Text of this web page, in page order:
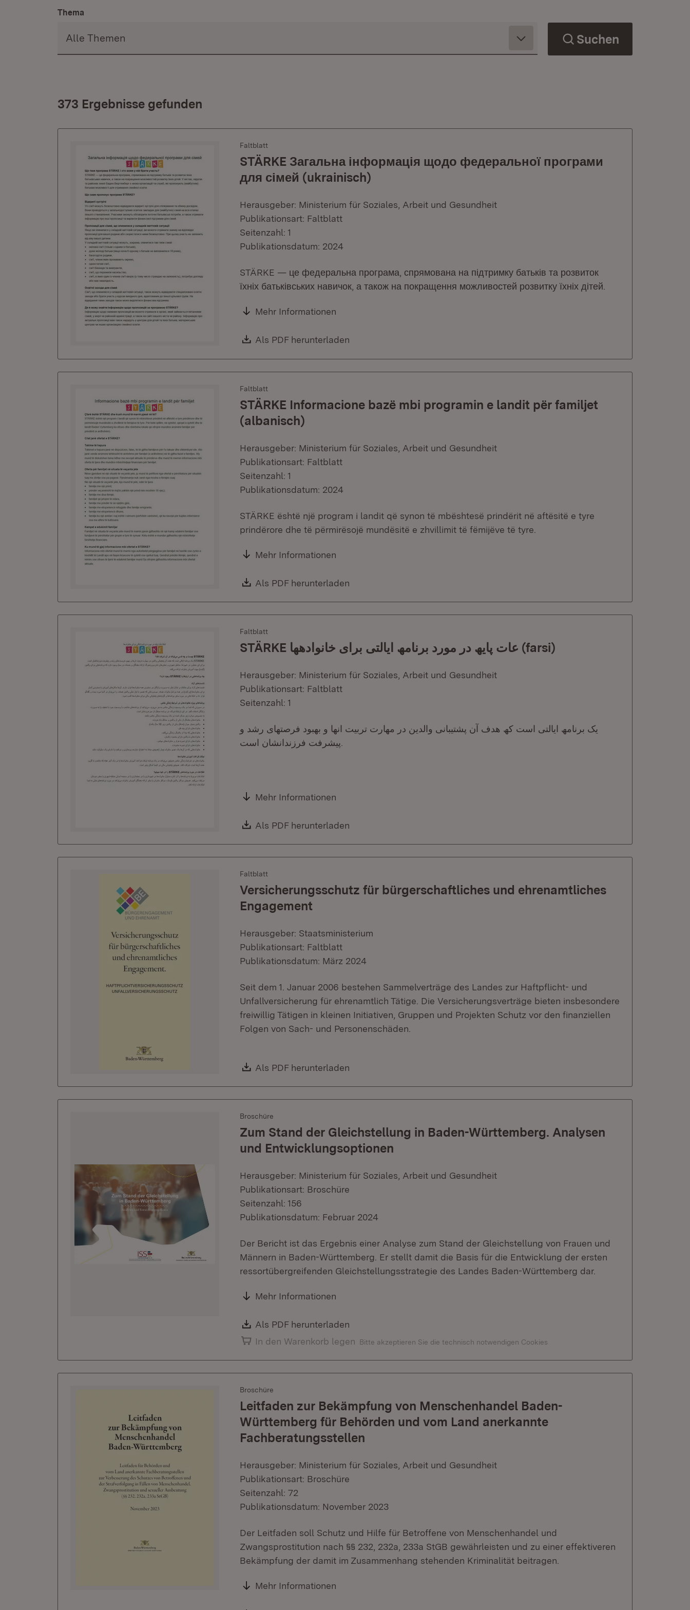
Thema
Suchen
373 Ergebnisse gefunden
Faltblatt
STÄRKE Загальна інформація щодо федеральної програми
для сімей (ukrainisch)
Herausgeber: Ministerium für Soziales, Arbeit und Gesundheit
Publikationsart: Faltblatt
Seitenzahl: 1
Publikationsdatum: 2024
STÄRKE — це федеральна програма, спрямована на підтримку батьків та розвиток
їхніх батьківських навичок, а також на покращення можливостей розвитку їхніх дітей.
Mehr Informationen
Download:
Als PDF herunterladen
Faltblatt
STÄRKE Informacione bazë mbi programin e landit për familjet
(albanisch)
Herausgeber: Ministerium für Soziales, Arbeit und Gesundheit
Publikationsart: Faltblatt
Seitenzahl: 1
Publikationsdatum: 2024
STÄRKE është një program i landit që synon të mbështesë prindërit në aftësitë e tyre
prindërore dhe të përmirësojë mundësitë e zhvillimit të fëmijëve të tyre.
Mehr Informationen
Download:
Als PDF herunterladen
Faltblatt
STÄRKE عات پایھ در مورد برنامھ ایالتی برای خانوادهھا (farsi)
Herausgeber: Ministerium für Soziales, Arbeit und Gesundheit
Publikationsart: Faltblatt
Seitenzahl: 1
یک برنامھ ایالتی است کھ ھدف آن پشتیبانی والدین در مھارت تربیت انھا و بھبود فرصتھای رشد و
Mehr Informationen
Download:
Als PDF herunterladen
Faltblatt
Versicherungsschutz für bürgerschaftliches und ehrenamtliches
Engagement
Herausgeber: Staatsministerium
Publikationsart: Faltblatt
Publikationsdatum: März 2024
Seit dem 1. Januar 2006 bestehen Sammelverträge des Landes zur Haftpflicht- und
Unfallversicherung für ehrenamtlich Tätige. Die Versicherungsverträge bieten insbesondere
freiwillig Tätigen in kleinen Initiativen, Gruppen und Projekten Schutz vor den finanziellen
Folgen von Sach- und Personenschäden.
Download:
Als PDF herunterladen
Broschüre
Zum Stand der Gleichstellung in Baden-Württemberg. Analysen
und Entwicklungsoptionen
Herausgeber: Ministerium für Soziales, Arbeit und Gesundheit
Publikationsart: Broschüre
Seitenzahl: 156
Publikationsdatum: Februar 2024
Der Bericht ist das Ergebnis einer Analyse zum Stand der Gleichstellung von Frauen und
Männern in Baden-Württemberg. Er stellt damit die Basis für die Entwicklung der ersten
ressortübergreifenden Gleichstellungsstrategie des Landes Baden-Württemberg dar.
Mehr Informationen
Download:
Als PDF herunterladen
In den Warenkorb legen
Bitte akzeptieren Sie die technisch notwendigen Cookies
Broschüre
Leitfaden zur Bekämpfung von Menschenhandel Baden-
Württemberg für Behörden und vom Land anerkannte
Fachberatungsstellen
Herausgeber: Ministerium für Soziales, Arbeit und Gesundheit
Publikationsart: Broschüre
Seitenzahl: 72
Publikationsdatum: November 2023
Der Leitfaden soll Schutz und Hilfe für Betroffene von Menschenhandel und
Zwangsprostitution nach §§ 232, 232a, 233a StGB gewährleisten und zu einer effektiveren
Bekämpfung der damit im Zusammenhang stehenden Kriminalität beitragen.
Mehr Informationen